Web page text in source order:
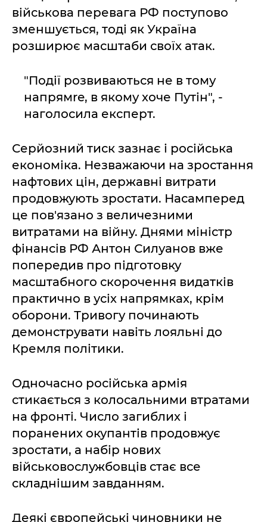
військова перевага РФ поступово
зменшується, тоді як Україна
розширює масштаби своїх атак.
"Події розвиваються не в тому
напрямre, в якому хоче Путін", -
наголосила експерт.
Серйозний тиск зазнає і російська
економіка. Незважаючи на зростання
нафтових цін, державні витрати
продовжують зростати. Насамперед
це пов'язано з величезними
витратами на війну. Днями міністр
фінансів РФ Антон Силуанов вже
попередив про підготовку
масштабного скорочення видатків
практично в усіх напрямках, крім
оборони. Тривогу починають
демонструвати навіть лояльні до
Кремля політики.
Одночасно російська армія
стикається з колосальними втратами
на фронті. Число загиблих і
поранених окупантів продовжує
зростати, а набір нових
військовослужбовців стає все
складнішим завданням.
Деякі європейські чиновники не